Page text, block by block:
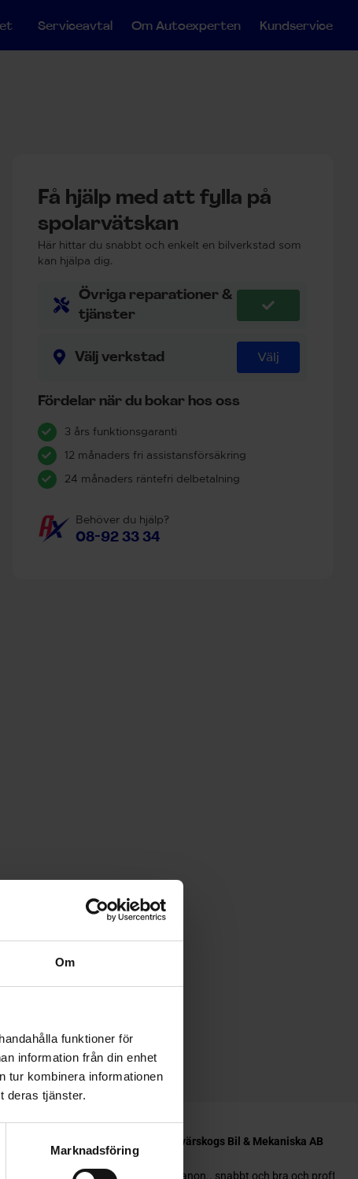
Om
funktioner för
information från din enhet
tur kombinera informationen
deras tjänster.
Marknadsföring
Serviceavtal Om Autoexperten Kundservice
Få hjälp med att fylla på
spolarvätskan
Här hittar du snabbt och enkelt en bilverkstad som
kan hjälpa dig.
Övriga reparationer &
tjänster
Välj verkstad Välj
Fördelar när du bokar hos oss
3 års funktionsgaranti
12 månaders fri assistansförsäkring
24 månaders räntefri delbetalning
Behöver du hjälp?
08-92 33 34